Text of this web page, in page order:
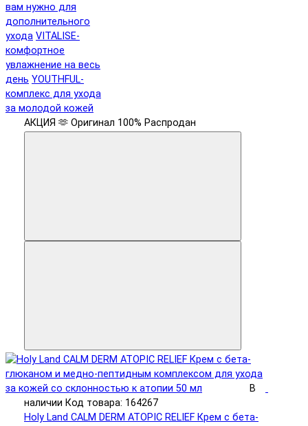
вам нужно для
дополнительного
ухода VITALISE-
комфортное
увлажнение на весь
день YOUTHFUL-
комплекс для ухода
за молодой кожей
АКЦИЯ 🫶 Оригинал 100% Распродан
В
наличии Код товара: 164267
Holy Land CALM DERM ATOPIC RELIEF Крем с бета-